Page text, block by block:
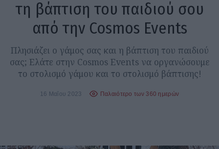
τη βάπτιση του παιδιού σου
από την Cosmos Events
Πλησιάζει ο γάμος σας και η βάπτιση του παιδιού
σας; Ελάτε στην Cosmos Events να οργανώσουμε
το στολισμό γάμου και το στολισμό βάπτισης!
16 Μαΐου 2023 Παλαιότερο των 360 ημερών